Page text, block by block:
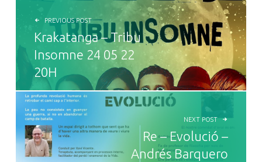
PREVIOUS POST
Krakatanga – Tribu
Insomne 24 05 22
20H
NEXT POST
Re – Evolució –
Andrés Barquero